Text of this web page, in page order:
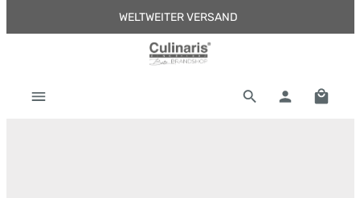
Zum Hauptinhalt springenWELTWEITER VERSAND